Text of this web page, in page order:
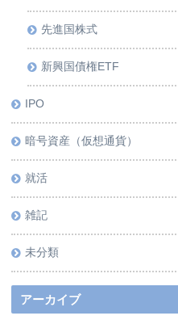
先進国株式
新興国債権ETF
IPO
暗号資産（仮想通貨）
就活
雑記
未分類
アーカイブ